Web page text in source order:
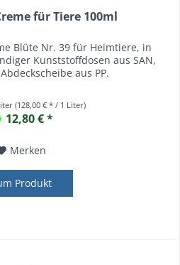
für Tiere 100ml
Blüte Nr. 39 für Heimtiere, in
Kunststoffdosen aus SAN,
aus PP.
(128,00 € * / 1 Liter)
12,80 € *
Merken
Produkt